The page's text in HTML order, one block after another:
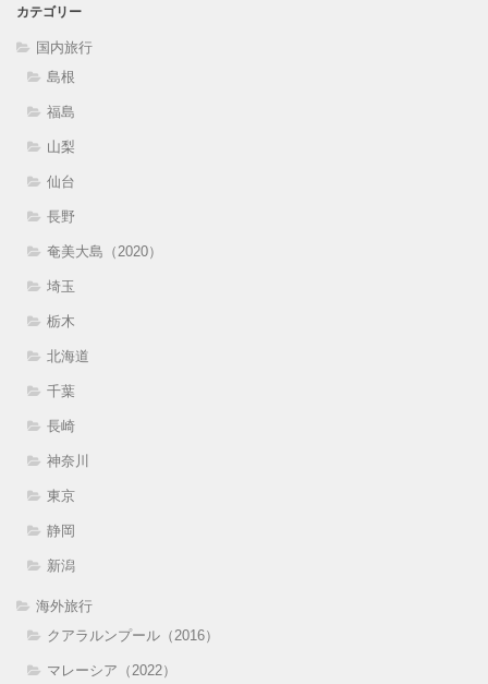
カテゴリー
国内旅行
島根
福島
山梨
仙台
長野
奄美大島（2020）
埼玉
栃木
北海道
千葉
長崎
神奈川
東京
静岡
新潟
海外旅行
クアラルンプール（2016）
マレーシア（2022）